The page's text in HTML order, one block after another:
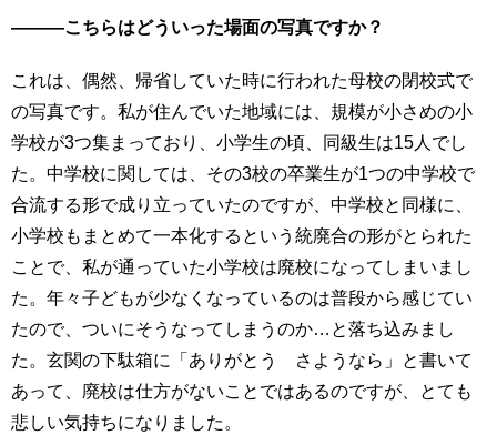
―――こちらはどういった場面の写真ですか？
これは、偶然、帰省していた時に行われた母校の閉校式で
の写真です。私が住んでいた地域には、規模が小さめの小
学校が3つ集まっており、小学生の頃、同級生は15人でし
た。中学校に関しては、その3校の卒業生が1つの中学校で
合流する形で成り立っていたのですが、中学校と同様に、
小学校もまとめて一本化するという統廃合の形がとられた
ことで、私が通っていた小学校は廃校になってしまいまし
た。年々子どもが少なくなっているのは普段から感じてい
たので、ついにそうなってしまうのか…と落ち込みまし
た。玄関の下駄箱に「ありがとう さようなら」と書いて
あって、廃校は仕方がないことではあるのですが、とても
悲しい気持ちになりました。